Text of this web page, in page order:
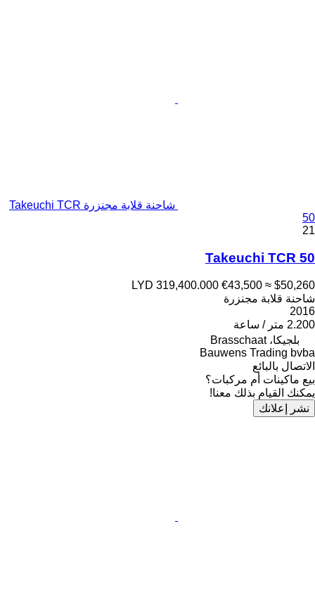
شاحنة قلابة مجنزرة Takeuchi TCR
50
21
Takeuchi TCR 50
LYD 319,400.000 €43,500 ≈ $50,260
شاحنة قلابة مجنزرة
2016
2.200 متر / ساعة
بلجيكا، Brasschaat
Bauwens Trading bvba
الاتصال بالبائع
بيع ماكينات أم مركبات؟
يمكنك القيام بذلك معنا!
نشر إعلانك